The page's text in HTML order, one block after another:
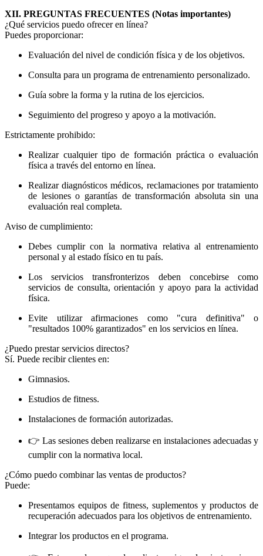
XII. PREGUNTAS FRECUENTES (Notas importantes)
¿Qué servicios puedo ofrecer en línea?
Puedes proporcionar:
Evaluación del nivel de condición física y de los objetivos.
Consulta para un programa de entrenamiento personalizado.
Guía sobre la forma y la rutina de los ejercicios.
Seguimiento del progreso y apoyo a la motivación.
Estrictamente prohibido:
Realizar cualquier tipo de formación práctica o evaluación
física a través del entorno en línea.
Realizar diagnósticos médicos, reclamaciones por tratamiento
de lesiones o garantías de transformación absoluta sin una
evaluación real completa.
Aviso de cumplimiento:
Debes cumplir con la normativa relativa al entrenamiento
personal y al estado físico en tu país.
Los servicios transfronterizos deben concebirse como
servicios de consulta, orientación y apoyo para la actividad
física.
Evite utilizar afirmaciones como "cura definitiva" o
"resultados 100% garantizados" en los servicios en línea.
¿Puedo prestar servicios directos?
Sí. Puede recibir clientes en:
Gimnasios.
Estudios de fitness.
Instalaciones de formación autorizadas.
👉 Las sesiones deben realizarse en instalaciones adecuadas y
cumplir con la normativa local.
¿Cómo puedo combinar las ventas de productos?
Puede:
Presentamos equipos de fitness, suplementos y productos de
recuperación adecuados para los objetivos de entrenamiento.
Integrar los productos en el programa.